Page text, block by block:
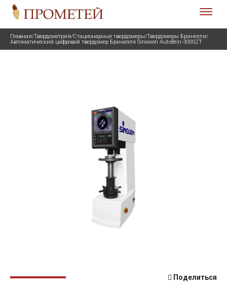
Главная/Твердометрия/Стационарные твердомеры/Твердомеры Бринелля/
Автоматический цифровой твердомер Бринелля Sinowon AutoBrin-3000ZT
Поделиться